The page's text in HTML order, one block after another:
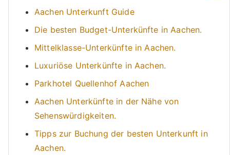
Aachen Unterkunft Guide
Die besten Budget-Unterkünfte in Aachen.
Mittelklasse-Unterkünfte in Aachen.
Luxuriöse Unterkünfte in Aachen.
Parkhotel Quellenhof Aachen
Aachen Unterkünfte in der Nähe von
Sehenswürdigkeiten.
Tipps zur Buchung der besten Unterkunft in
Aachen.